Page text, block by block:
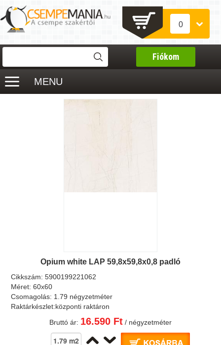
0
Fiókom
MENU
Opium white LAP 59,8x59,8x0,8 padló
Cikkszám:5900199221062
Méret:60x60
Csomagolás: 1.79 négyzetméter
Raktárkészlet:központi raktáron
Bruttó ár: 16.590 Ft / négyzetméter